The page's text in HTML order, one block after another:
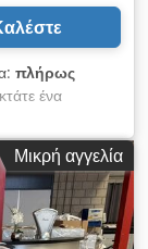
πλήρως
ένα
Al Sja
Pro&eWire
A-FN08
FN13 (Μονάδα
1 (Μονάδα
Μικρή αγγελία